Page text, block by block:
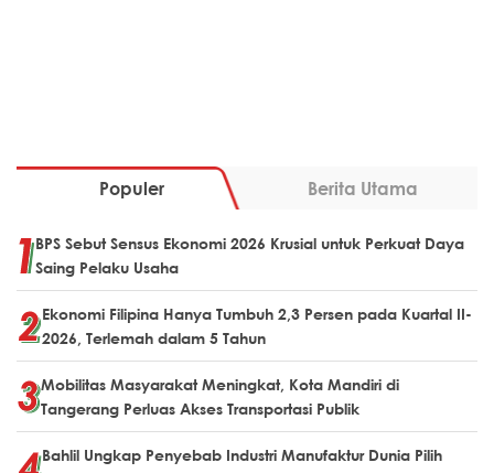
Populer Berita Utama
BPS Sebut Sensus Ekonomi 2026 Krusial untuk Perkuat Daya
Saing Pelaku Usaha
Ekonomi Filipina Hanya Tumbuh 2,3 Persen pada Kuartal II-
2026, Terlemah dalam 5 Tahun
Mobilitas Masyarakat Meningkat, Kota Mandiri di
Tangerang Perluas Akses Transportasi Publik
Bahlil Ungkap Penyebab Industri Manufaktur Dunia Pilih